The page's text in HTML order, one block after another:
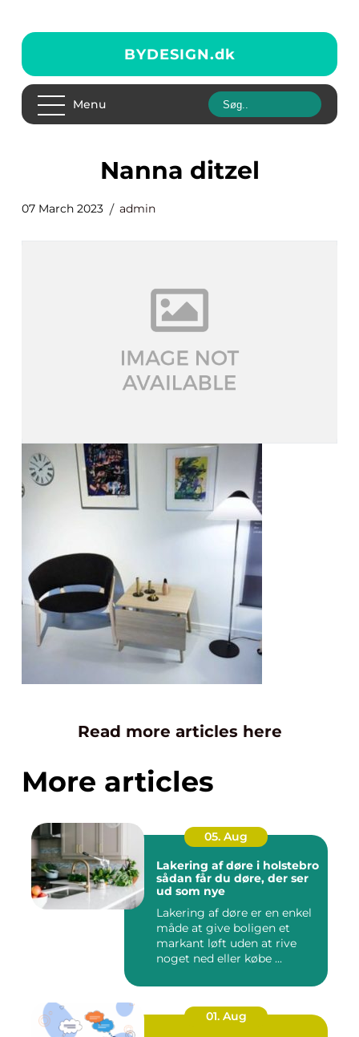
BYDESIGN.dk
Menu
nanna ditzel
07 March 2023 admin
Read more articles here
More articles
05. Aug
Lakering af døre i holstebro
sådan får du døre, der ser
ud som nye
Lakering af døre er en enkel
måde at give boligen et
markant løft uden at rive
noget ned eller købe ...
01. Aug